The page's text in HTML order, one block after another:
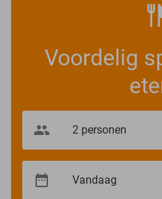
Voordelig